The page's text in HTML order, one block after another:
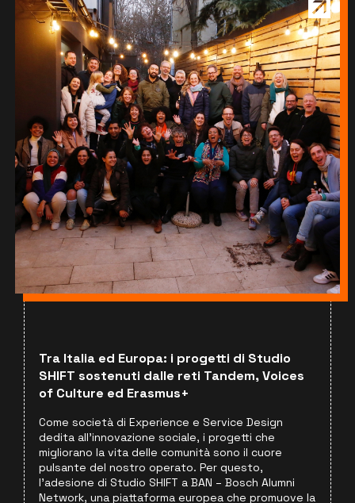
Tra Italia ed Europa: i progetti di Studio
SHIFT sostenuti dalle reti Tandem, Voices
of Culture ed Erasmus+
Come società di Experience e Service Design
dedita all’innovazione sociale, i progetti che
migliorano la vita delle comunità sono il cuore
pulsante del nostro operato. Per questo,
l’adesione di Studio SHIFT a BAN – Bosch Alumni
Network, una piattaforma europea che promuove la